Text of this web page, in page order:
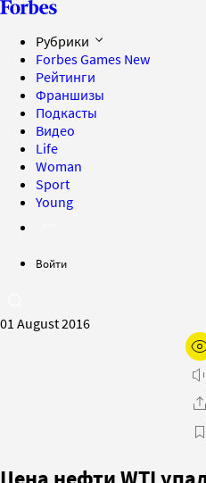
Рубрики
Forbes Games New
Рейтинги
Франшизы
Подкасты
Видео
Life
Woman
Sport
Young
Войти
01 August 2016